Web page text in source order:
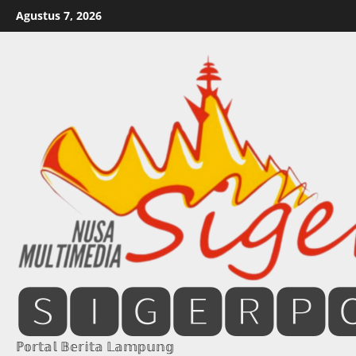
Skip
to
Agustus 7, 2026
ℙ𝕠𝕣𝕥𝕒𝕝 𝔹𝕖𝕣𝕚𝕥𝕒 𝕃𝕒𝕞𝕡𝕦𝕟𝕘